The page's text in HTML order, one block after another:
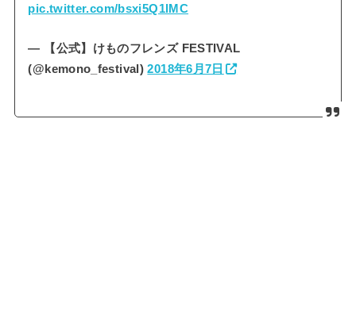
pic.twitter.com/bsxi5Q1lMC
— 【公式】けものフレンズ FESTIVAL
(@kemono_festival)2018年6月7日